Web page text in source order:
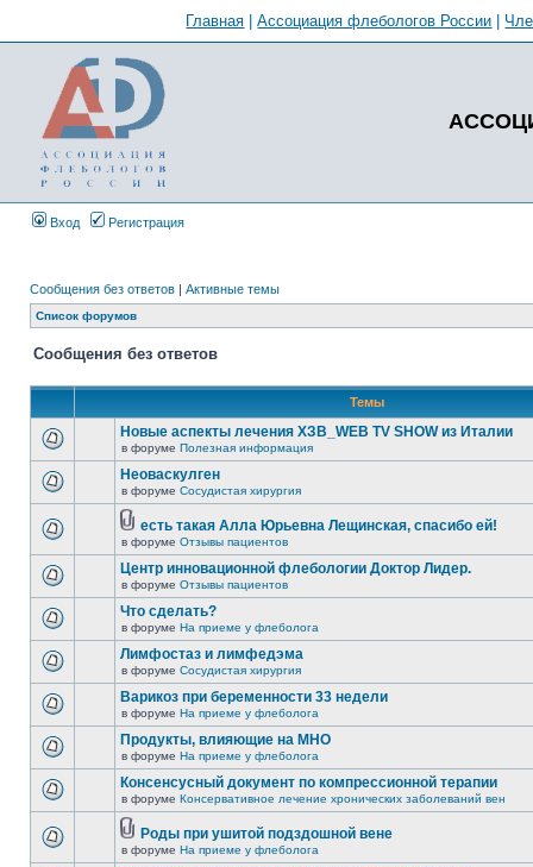
Главная |Ассоциация флебологов России
Вход Регистрация
Сообщения без ответов | Активные темы
Список форумов
Сообщения без ответов
Темы
Новые аспекты лечения ХЗВ_WEB TV SHOW из Италии
в форуме Полезная информация
Неоваскулген
в форуме Сосудистая хирургия
есть такая Алла Юрьевна Лещинская, спасибо ей!
в форуме Отзывы пациентов
Центр инновационной флебологии Доктор Лидер.
в форуме Отзывы пациентов
Что сделать?
в форуме На приеме у флеболога
Лимфостаз и лимфедэма
в форуме Сосудистая хирургия
Варикоз при беременности 33 недели
в форуме На приеме у флеболога
Продукты, влияющие на МНО
в форуме На приеме у флеболога
Консенсусный документ по компрессионной терапии
в форуме Консервативное лечение хронических заболеваний вен
Роды при ушитой подздошной вене
в форуме На приеме у флеболога